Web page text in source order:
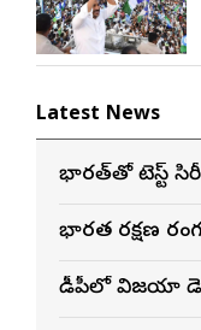
Latest News
భారత్‌తో టెస్ట్
భారత రక్షణ రంగ
టీడీపీలో విజయా